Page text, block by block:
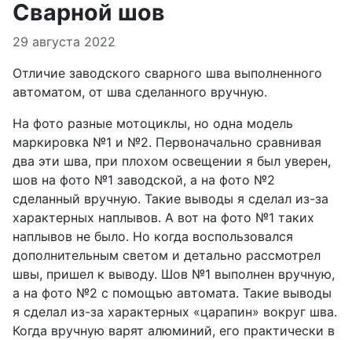
Сварной шов
Информация о материале
29 августа 2022
Отличие заводского сварного шва выполненного
автоматом, от шва сделанного вручную.
На фото разные мотоциклы, но одна модель
маркировка №1 и №2. Первоначально сравнивая
два эти шва, при плохом освещении я был уверен,
шов на фото №1 заводской, а на фото №2
сделанный вручную. Такие выводы я сделал из-за
характерных наплывов. А вот на фото №1 таких
наплывов не было. Но когда воспользовался
дополнительным светом и детально рассмотрел
швы, пришел к выводу. Шов №1 выполнен вручную,
а на фото №2 с помощью автомата. Такие выводы
я сделал из-за характерных «царапин» вокруг шва.
Когда вручную варят алюминий, его практически в